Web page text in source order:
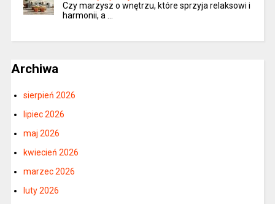
Czy marzysz o wnętrzu, które sprzyja relaksowi i
harmonii, a …
Archiwa
sierpień 2026
lipiec 2026
maj 2026
kwiecień 2026
marzec 2026
luty 2026